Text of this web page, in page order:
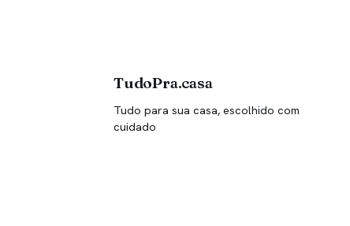
TudoPra.casa
Tudo para sua casa, escolhido com
cuidado